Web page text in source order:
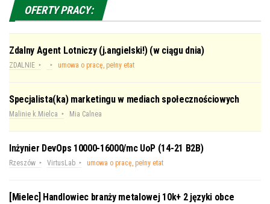
OFERTY PRACY:
Zdalny Agent Lotniczy (j.angielski!) (w ciągu dnia)
ZDALNIE umowa o pracę, pełny etat
Specjalista(ka) marketingu w mediach społecznościowych
Malinie k.Mielca Mia Calnea
Inżynier DevOps 10000-16000/mc UoP (14-21 B2B)
Rzeszów VirtusLab umowa o pracę, pełny etat
[Mielec] Handlowiec branży metalowej 10k+ 2 języki obce